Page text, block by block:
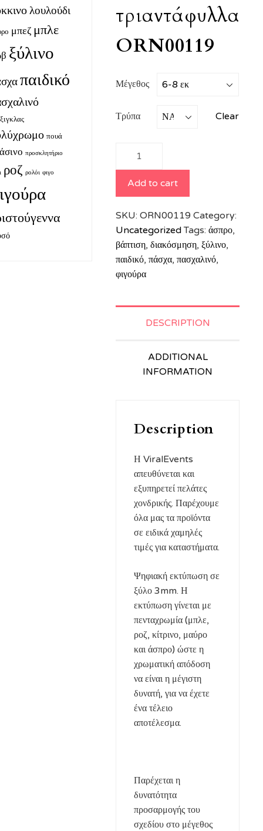
τριαντάφυλλα
ORN00119
Μέγεθος
Τρύπα Clear
λουλούδι
ORN00119
quantity
Add to cart
SKU:ORN00119 Category:
Uncategorized Tags:άσπρο,
βάπτιση,διακόσμηση,ξύλινο,
παιδικό,πάσχα,πασχαλινό,
φιγούρα
DESCRIPTION
ADDITIONAL
INFORMATION
Description
Η ViralEvents
απευθύνεται και
εξυπηρετεί πελάτες
χονδρικής. Παρέχουμε
όλα μας τα προϊόντα
σε ειδικά χαμηλές
τιμές για καταστήματα.
Ψηφιακή εκτύπωση σε
ξύλο 3mm. Η
εκτύπωση γίνεται με
πενταχρωμία (μπλε,
ροζ, κίτρινο, μαύρο
και άσπρο) ώστε η
χρωματική απόδοση
να είναι η μέγιστη
δυνατή, για να έχετε
ένα τέλειο
αποτέλεσμα.
Παρέχεται η
δυνατότητα
προσαρμογής του
σχεδίου στο μέγεθος
λουλούδι
μπεζ μπλε
ξύλινο
παιδικό
πουά
προσκλητήριο
ροζ ρολόι φιγο